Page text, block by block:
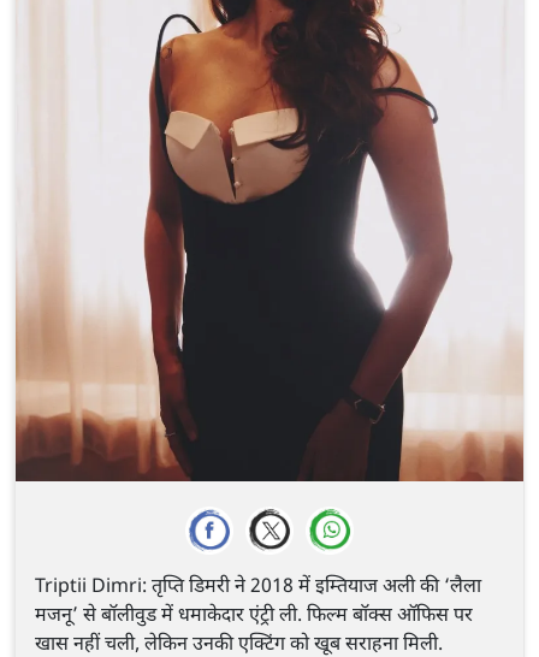
Triptii Dimri: तृप्ति डिमरी ने 2018 में इम्तियाज अली की ‘लैला
मजनू’ से बॉलीवुड में धमाकेदार एंट्री ली. फिल्म बॉक्स ऑफिस पर
खास नहीं चली, लेकिन उनकी एक्टिंग को खूब सराहना मिली.